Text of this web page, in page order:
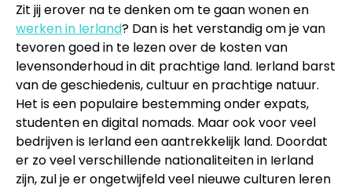
Zit jij erover na te denken om te gaan wonen en
werken in Ierland? Dan is het verstandig om je van
tevoren goed in te lezen over de kosten van
levensonderhoud in dit prachtige land. Ierland barst
van de geschiedenis, cultuur en prachtige natuur.
Het is een populaire bestemming onder expats,
studenten en digital nomads. Maar ook voor veel
bedrijven is Ierland een aantrekkelijk land. Doordat
er zo veel verschillende nationaliteiten in Ierland
zijn, zul je er ongetwijfeld veel nieuwe culturen leren